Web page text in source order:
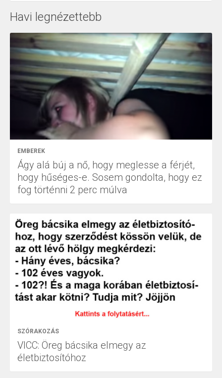
Havi legnézettebb
EMBEREK
Ágy alá búj a nő, hogy meglesse a férjét,
hogy hűséges-e. Sosem gondolta, hogy ez
fog történni 2 perc múlva
SZÓRAKOZÁS
VICC: Öreg bácsika elmegy az
életbiztosítóhoz